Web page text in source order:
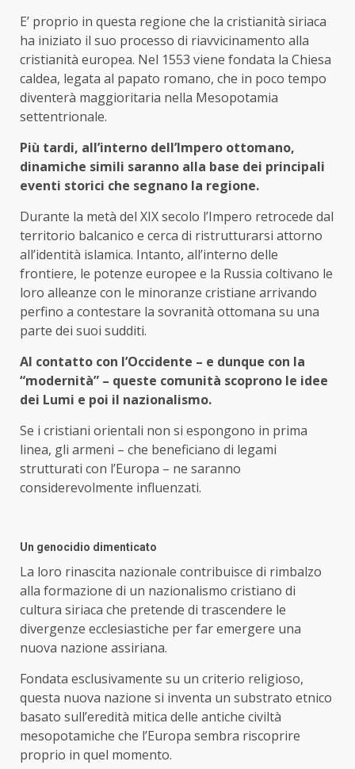
E’ proprio in questa regione che la cristianità siriaca
ha iniziato il suo processo di riavvicinamento alla
cristianità europea. Nel 1553 viene fondata la Chiesa
caldea, legata al papato romano, che in poco tempo
diventerà maggioritaria nella Mesopotamia
settentrionale.
Più tardi, all’interno dell’Impero ottomano,
dinamiche simili saranno alla base dei principali
eventi storici che segnano la regione.
Durante la metà del XIX secolo l’Impero retrocede dal
territorio balcanico e cerca di ristrutturarsi attorno
all’identità islamica. Intanto, all’interno delle
frontiere, le potenze europee e la Russia coltivano le
loro alleanze con le minoranze cristiane arrivando
perfino a contestare la sovranità ottomana su una
parte dei suoi sudditi.
Al contatto con l’Occidente – e dunque con la
“modernità” – queste comunità scoprono le idee
dei Lumi e poi il nazionalismo.
Se i cristiani orientali non si espongono in prima
linea, gli armeni – che beneficiano di legami
strutturati con l’Europa – ne saranno
considerevolmente influenzati.
Un genocidio dimenticato
La loro rinascita nazionale contribuisce di rimbalzo
alla formazione di un nazionalismo cristiano di
cultura siriaca che pretende di trascendere le
divergenze ecclesiastiche per far emergere una
nuova nazione assiriana.
Fondata esclusivamente su un criterio religioso,
questa nuova nazione si inventa un substrato etnico
basato sull’eredità mitica delle antiche civiltà
mesopotamiche che l’Europa sembra riscoprire
proprio in quel momento.